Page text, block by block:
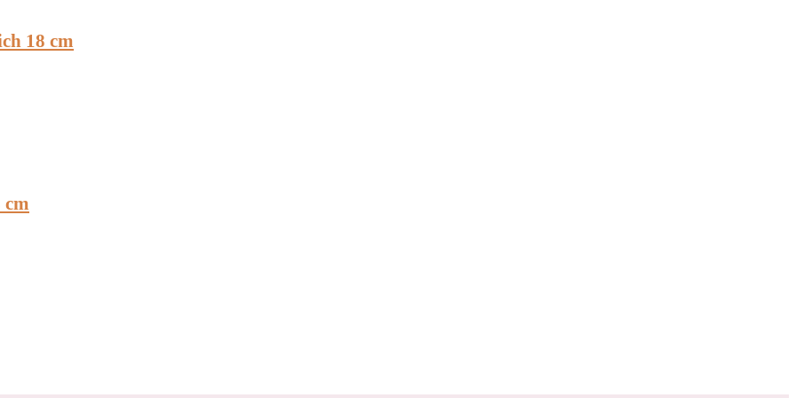
18 cm